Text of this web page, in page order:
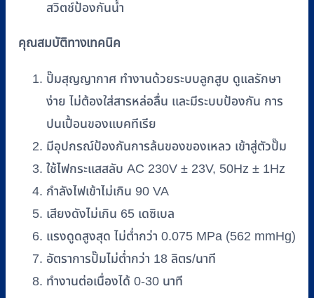
สวิตช์ป้องกันน้ำ
คุณสมบัติทางเทคนิค
ปั๊มสุญญากาศ ทำงานด้วยระบบลูกสูบ ดูแลรักษา
ง่าย ไม่ต้องใส่สารหล่อลื่น และมีระบบป้องกัน การ
ปนเปื้อนของแบคทีเรีย
มีอุปกรณ์ป้องกันการล้นของของเหลว เข้าสู่ตัวปั๊ม
ใช้ไฟกระแสสลับ AC 230V ± 23V, 50Hz ± 1Hz
กำลังไฟเข้าไม่เกิน 90 VA
เสียงดังไม่เกิน 65 เดซิเบล
แรงดูดสูงสุด ไม่ต่ำกว่า 0.075 MPa (562 mmHg)
อัตราการปั๊มไม่ต่ำกว่า 18 ลิตร/นาที
ทำงานต่อเนื่องได้ 0-30 นาที